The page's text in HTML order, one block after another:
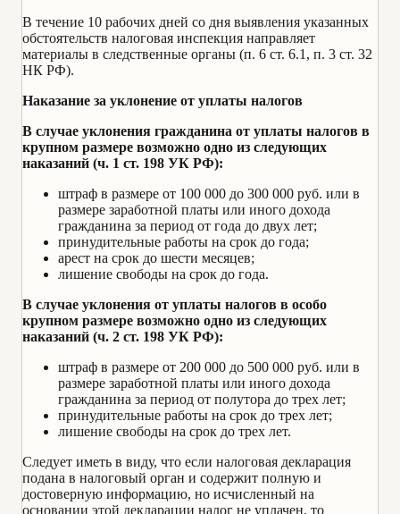
В течение 10 рабочих дней со дня выявления указанных
обстоятельств налоговая инспекция направляет
материалы в следственные органы (п. 6 ст. 6.1, п. 3 ст. 32
НК РФ).
Наказание за уклонение от уплаты налогов
В случае уклонения гражданина от уплаты налогов в
крупном размере возможно одно из следующих
наказаний (ч. 1 ст. 198 УК РФ):
штраф в размере от 100 000 до 300 000 руб. или в
размере заработной платы или иного дохода
гражданина за период от года до двух лет;
принудительные работы на срок до года;
арест на срок до шести месяцев;
лишение свободы на срок до года.
В случае уклонения от уплаты налогов в особо
крупном размере возможно одно из следующих
наказаний (ч. 2 ст. 198 УК РФ):
штраф в размере от 200 000 до 500 000 руб. или в
размере заработной платы или иного дохода
гражданина за период от полутора до трех лет;
принудительные работы на срок до трех лет;
лишение свободы на срок до трех лет.
Следует иметь в виду, что если налоговая декларация
подана в налоговый орган и содержит полную и
достоверную информацию, но исчисленный на
основании этой декларации налог не уплачен, то